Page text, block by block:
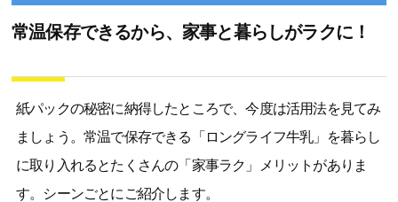
常温保存できるから、家事と暮らしがラクに！
紙パックの秘密に納得したところで、今度は活用法を見てみ
ましょう。常温で保存できる「ロングライフ牛乳」を暮らし
に取り入れるとたくさんの「家事ラク」メリットがありま
す。シーンごとにご紹介します。